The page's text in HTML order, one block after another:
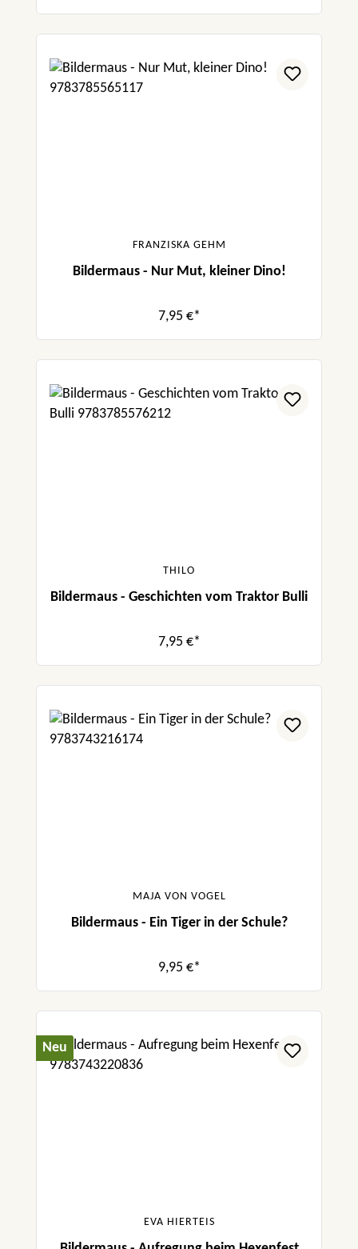
FRANZISKA GEHM
Bildermaus - Nur Mut, kleiner Dino!
7,95 €*
THILO
Bildermaus - Geschichten vom Traktor Bulli
7,95 €*
MAJA VON VOGEL
Bildermaus - Ein Tiger in der Schule?
9,95 €*
Neu
EVA HIERTEIS